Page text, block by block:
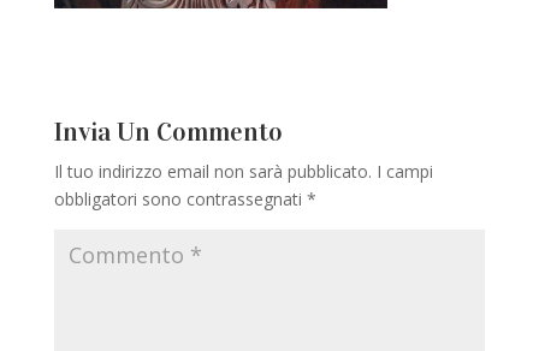
Invia Un Commento
Il tuo indirizzo email non sarà pubblicato. I campi
obbligatori sono contrassegnati *